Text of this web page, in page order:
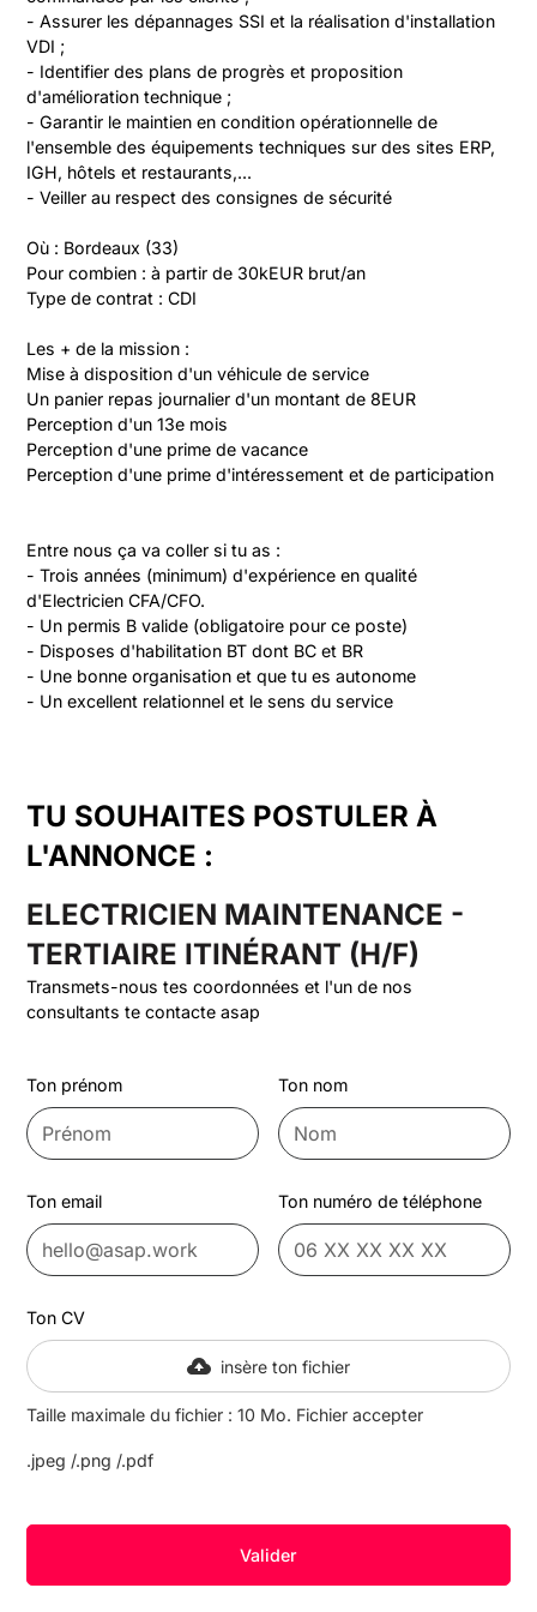
- Assurer les dépannages SSI et la réalisation d'installation
VDI ;
- Identifier des plans de progrès et proposition
d'amélioration technique ;
- Garantir le maintien en condition opérationnelle de
l'ensemble des équipements techniques sur des sites ERP,
IGH, hôtels et restaurants,...
- Veiller au respect des consignes de sécurité
Où : Bordeaux (33)
Pour combien : à partir de 30kEUR brut/an
Type de contrat : CDI
Les + de la mission :
Mise à disposition d'un véhicule de service
Un panier repas journalier d'un montant de 8EUR
Perception d'un 13e mois
Perception d'une prime de vacance
Perception d'une prime d'intéressement et de participation
Entre nous ça va coller si tu as :
- Trois années (minimum) d'expérience en qualité
d'Electricien CFA/CFO.
- Un permis B valide (obligatoire pour ce poste)
- Disposes d'habilitation BT dont BC et BR
- Une bonne organisation et que tu es autonome
- Un excellent relationnel et le sens du service
TU SOUHAITES POSTULER À
L'ANNONCE :
ELECTRICIEN MAINTENANCE -
TERTIAIRE ITINÉRANT (H/F)
Transmets-nous tes coordonnées et l'un de nos
consultants te contacte asap
Ton prénom Ton nom
Ton email Ton numéro de téléphone
Ton CV
insère ton fichier
Taille maximale du fichier : 10 Mo. Fichier accepter
.jpeg /.png /.pdf